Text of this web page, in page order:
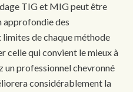
TIG et MIG peut être
approfondie des
de chaque méthode
celle qui convient le mieux à
un professionnel chevronné
considérablement la